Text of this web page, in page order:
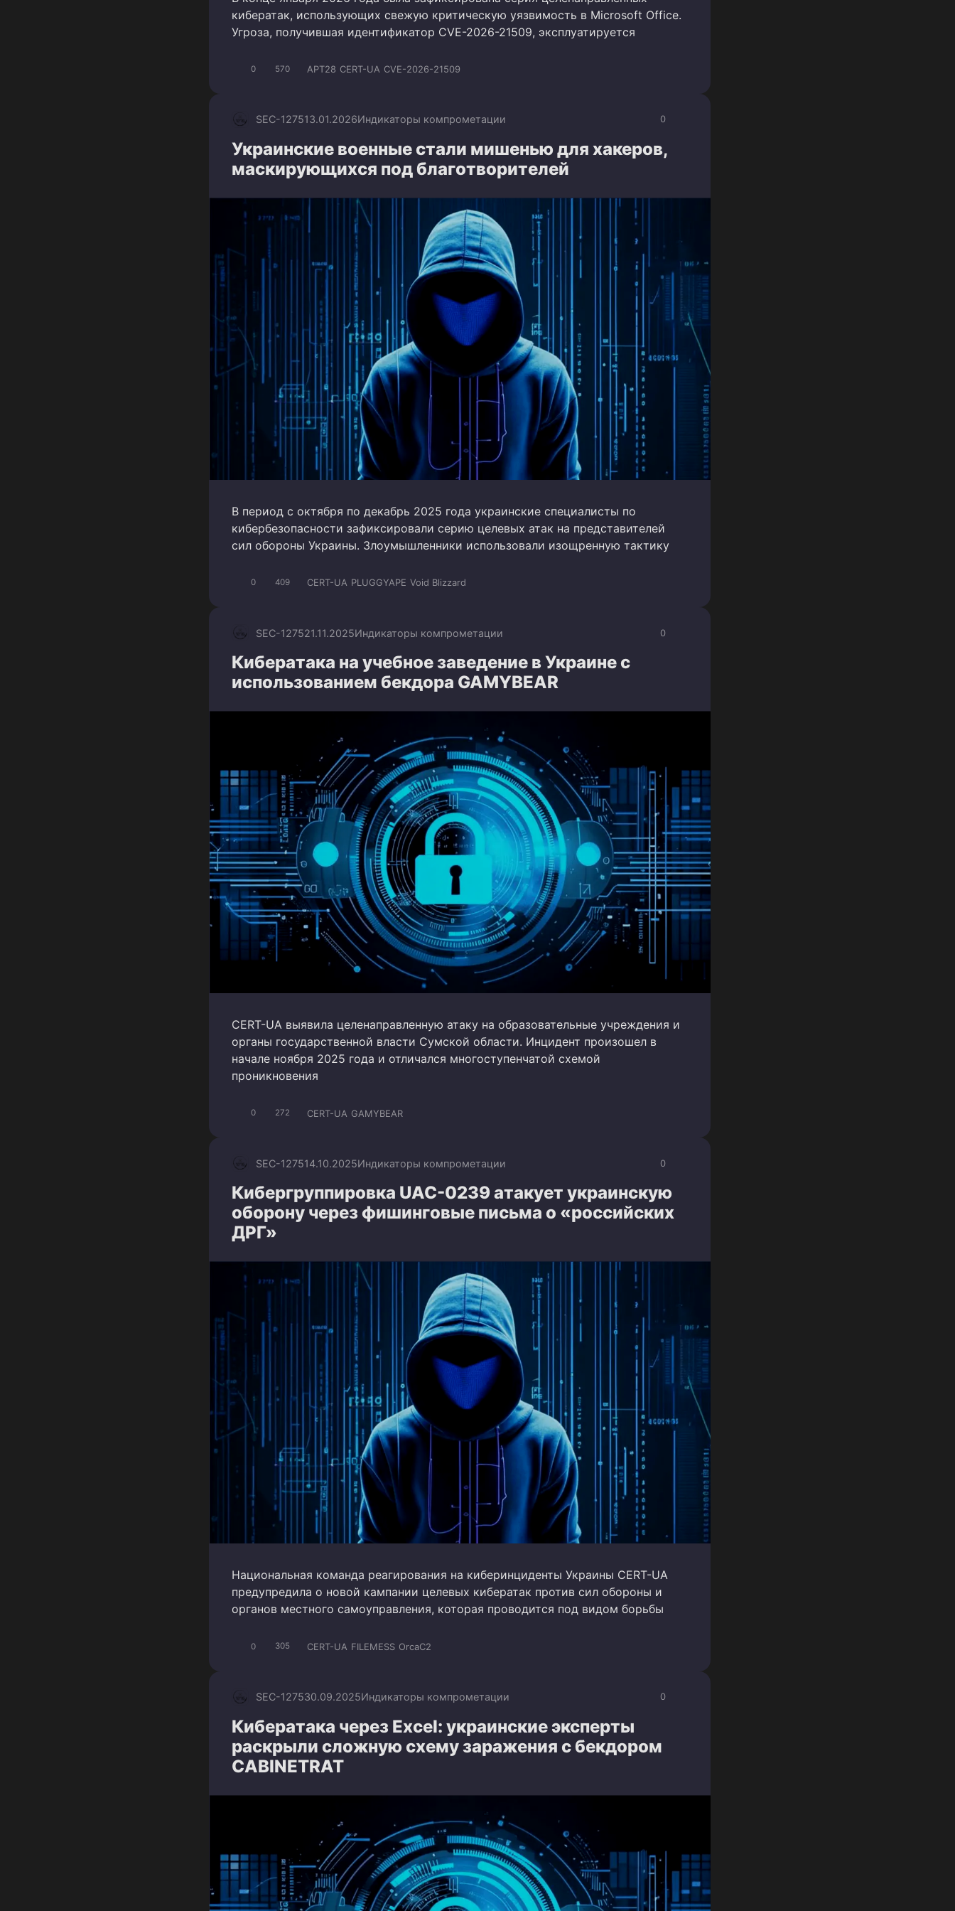
кибератак, использующих свежую критическую уязвимость в Microsoft Office.
Угроза, получившая идентификатор CVE-2026-21509, эксплуатируется
0 570 APT28 CERT-UA CVE-2026-21509
0
SEC-127513.01.2026Индикаторы компрометации
Украинские военные стали мишенью для хакеров,
маскирующихся под благотворителей
В период с октября по декабрь 2025 года украинские специалисты по
кибербезопасности зафиксировали серию целевых атак на представителей
сил обороны Украины. Злоумышленники использовали изощренную тактику
0 409 CERT-UA PLUGGYAPE Void Blizzard
0
SEC-127521.11.2025Индикаторы компрометации
Кибератака на учебное заведение в Украине с
использованием бекдора GAMYBEAR
CERT-UA выявила целенаправленную атаку на образовательные учреждения и
органы государственной власти Сумской области. Инцидент произошел в
начале ноября 2025 года и отличался многоступенчатой схемой
проникновения
0 272 CERT-UA GAMYBEAR
0
SEC-127514.10.2025Индикаторы компрометации
Кибергруппировка UAC-0239 атакует украинскую
оборону через фишинговые письма о «российских
ДРГ»
Национальная команда реагирования на киберинциденты Украины CERT-UA
предупредила о новой кампании целевых кибератак против сил обороны и
органов местного самоуправления, которая проводится под видом борьбы
0 305 CERT-UA FILEMESS OrcaC2
0
SEC-127530.09.2025Индикаторы компрометации
Кибератака через Excel: украинские эксперты
раскрыли сложную схему заражения с бекдором
CABINETRAT